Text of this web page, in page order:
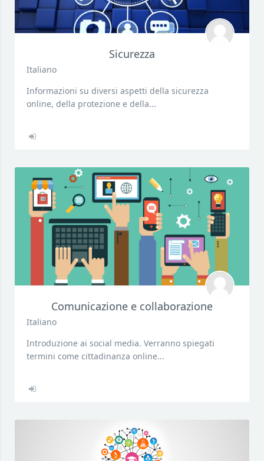
Sicurezza
Italiano
Informazioni su diversi aspetti della sicurezza
online, della protezione e della...
Comunicazione e collaborazione
Italiano
Introduzione ai social media. Verranno spiegati
termini come cittadinanza online...